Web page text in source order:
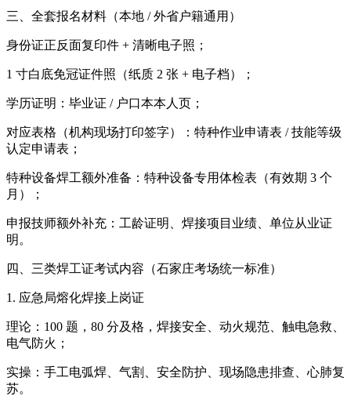
三、全套报名材料（本地 / 外省户籍通用）
身份证正反面复印件 + 清晰电子照；
1 寸白底免冠证件照（纸质 2 张 + 电子档）；
学历证明：毕业证 / 户口本本人页；
对应表格（机构现场打印签字）：特种作业申请表 / 技能等级
认定申请表；
特种设备焊工额外准备：特种设备专用体检表（有效期 3 个
月）；
申报技师额外补充：工龄证明、焊接项目业绩、单位从业证
明。
四、三类焊工证考试内容（石家庄考场统一标准）
1. 应急局熔化焊接上岗证
理论：100 题，80 分及格，焊接安全、动火规范、触电急救、
电气防火；
实操：手工电弧焊、气割、安全防护、现场隐患排查、心肺复
苏。